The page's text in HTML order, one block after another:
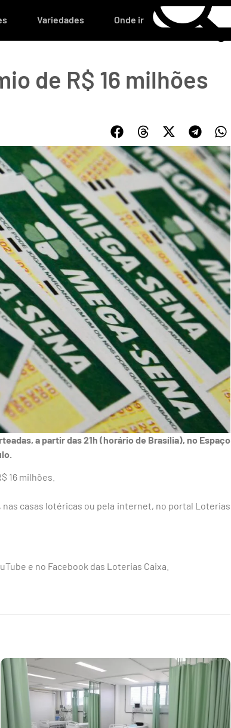
Variedades Onde ir
de R$ 16 milhões
a partir das 21h (horário de Brasília), no Espaço
16 milhões.
casas lotéricas ou pela internet, no portal Loterias
e no Facebook das Loterias Caixa.